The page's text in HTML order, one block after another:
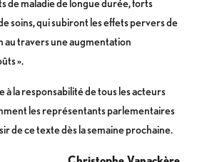
de maladie de longue durée, forts
soins, qui subiront les effets pervers de
au travers une augmentation
».
à la responsabilité de tous les acteurs
les représentants parlementaires
de ce texte dès la semaine prochaine.